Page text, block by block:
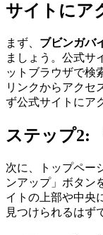
サイトにア
まず、 ブビンガバ
ましょう。公式サ
ットブラウザで検
リンクからアクセ
ず公式サイトにア
ステップ2:
次に、トップペー
ンアップ」ボタン
イトの上部や中央
見つけられるはず